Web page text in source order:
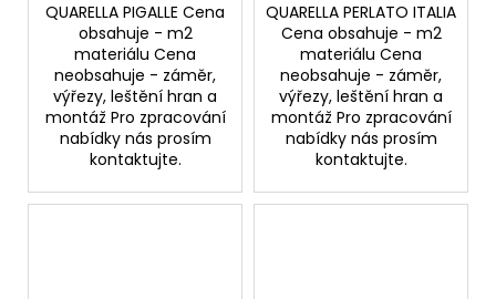
QUARELLA PIGALLE Cena
obsahuje - m2
materiálu Cena
neobsahuje - záměr,
výřezy, leštění hran a
montáž Pro zpracování
nabídky nás prosím
kontaktujte.
QUARELLA PERLATO ITALIA
Cena obsahuje - m2
materiálu Cena
neobsahuje - záměr,
výřezy, leštění hran a
montáž Pro zpracování
nabídky nás prosím
kontaktujte.